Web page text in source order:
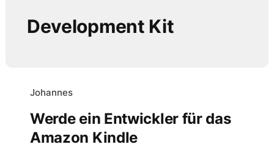
Development Kit
Johannes
Werde ein Entwickler für das
Amazon Kindle